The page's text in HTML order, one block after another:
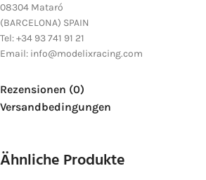
08304 Mataró
(BARCELONA) SPAIN
Tel: +34 93 741 91 21
Email: info@modelixracing.com
Rezensionen (0)
Versandbedingungen
Ähnliche Produkte